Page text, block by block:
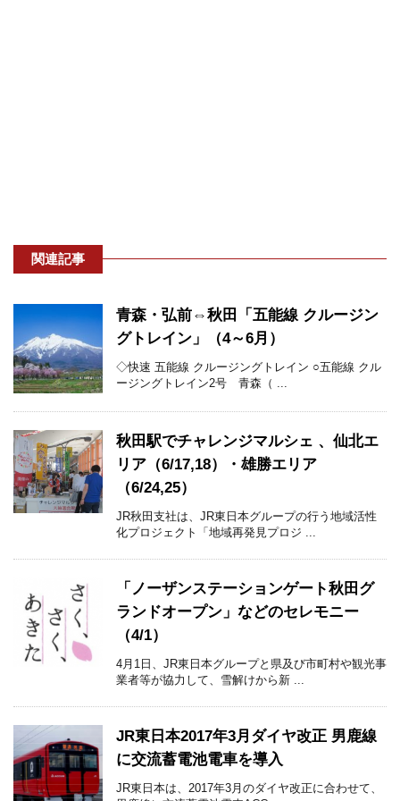
関連記事
青森・弘前⇔秋田「五能線 クルージン
グトレイン」（4～6月）
◇快速 五能線 クルージングトレイン ○五能線 クル
ージングトレイン2号 青森（ ...
秋田駅でチャレンジマルシェ 、仙北エ
リア（6/17,18）・雄勝エリア
（6/24,25）
JR秋田支社は、JR東日本グループの行う地域活性
化プロジェクト「地域再発見プロジ ...
「ノーザンステーションゲート秋田グ
ランドオープン」などのセレモニー
（4/1）
4月1日、JR東日本グループと県及び市町村や観光事
業者等が協力して、雪解けから新 ...
JR東日本2017年3月ダイヤ改正 男鹿線
に交流蓄電池電車を導入
JR東日本は、2017年3月のダイヤ改正に合わせて、